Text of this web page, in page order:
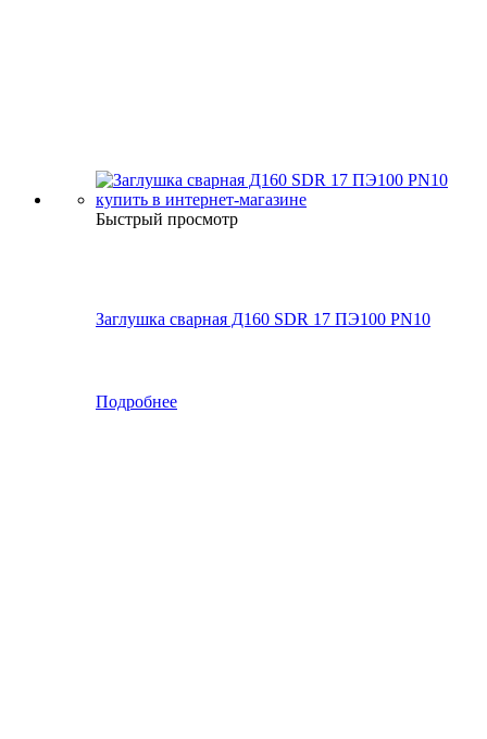
Быстрый просмотр
Заглушка сварная Д160 SDR 17 ПЭ100 PN10
Подробнее